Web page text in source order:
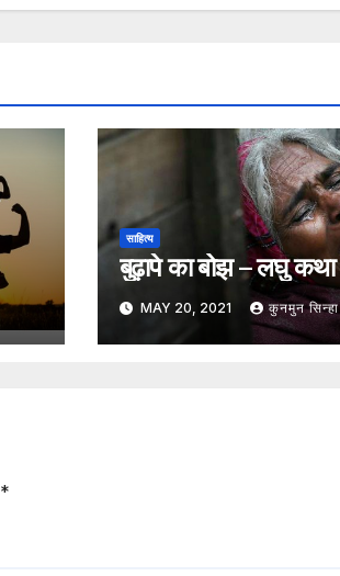
साहित्य
बुढ़ापे का बोझ – लघु कथा
MAY 20, 2021 कुनमुन सिन्हा
*